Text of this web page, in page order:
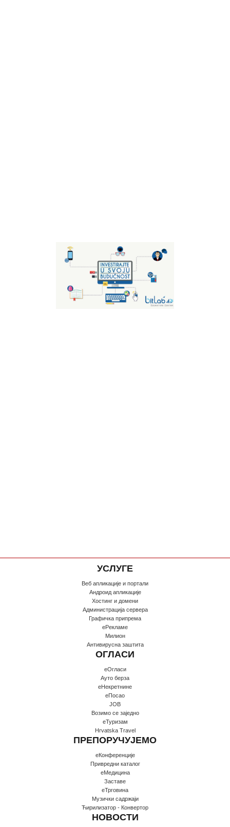
УСЛУГЕ
Веб апликације и портали
Андроид апликације
Хостинг и домени
Администрација сервера
Графичка припрема
еРекламе
Милион
Антивирусна заштита
ОГЛАСИ
еОгласи
Ауто берза
еНекретнине
еПосао
JOB
Возимо се заједно
еТуризам
Hrvatska Travel
ПРЕПОРУЧУЈЕМО
еКонференције
Привредни каталог
еМедицина
Заставе
еТрговина
Музички садржаји
Ћирилизатор - Конвертор
НОВОСТИ